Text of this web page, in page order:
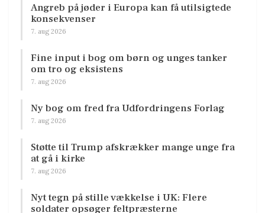
Angreb på jøder i Europa kan få utilsigtede
konsekvenser
7. aug 2026
Fine input i bog om børn og unges tanker
om tro og eksistens
7. aug 2026
Ny bog om fred fra Udfordringens Forlag
7. aug 2026
Støtte til Trump afskrækker mange unge fra
at gå i kirke
7. aug 2026
Nyt tegn på stille vækkelse i UK: Flere
soldater opsøger feltpræsterne